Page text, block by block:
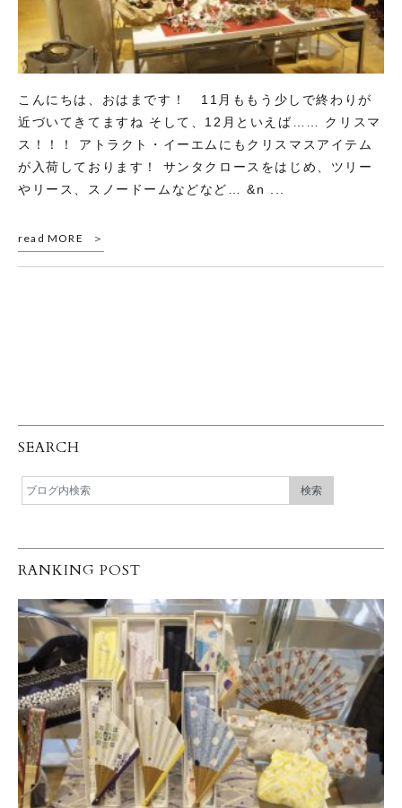
こんにちは、おはまです！ 11月ももう少しで終わりが
近づいてきてますね そして、12月といえば…… クリスマ
ス！！！ アトラクト・イーエムにもクリスマスアイテム
が入荷しております！ サンタクロースをはじめ、ツリー
やリース、スノードームなどなど… &n ...
read MORE
SEARCH
RANKING POST